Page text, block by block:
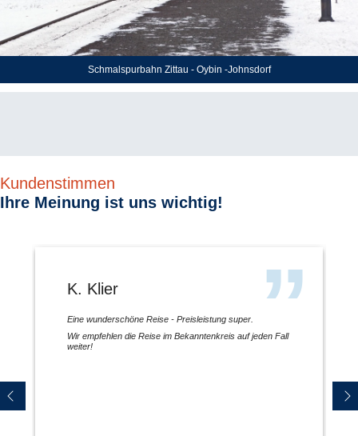
Schmalspurbahn Zittau - Oybin -Johnsdorf
Kundenstimmen
Ihre Meinung ist uns wichtig!
K. Klier
Eine wunderschöne Reise - Preisleistung super.
Wir empfehlen die Reise im Bekanntenkreis auf jeden Fall
weiter!